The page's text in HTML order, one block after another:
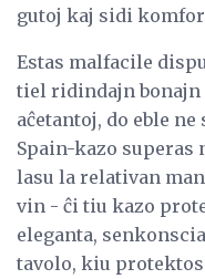
gutoj kaj sidi
Estas malfacile
tiel ridindajn
aĉetantoj, do eble
Spain-kazo superas
lasu la relativan
vin - ĉi tiu kazo
eleganta,
tavolo, kiu